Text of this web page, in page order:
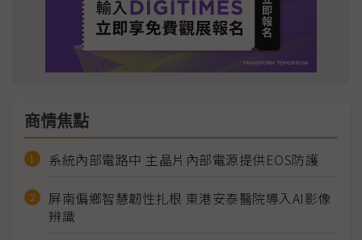
商情焦點
系統內部電路中 主晶片內部電源提供EOS防護
屏南偏鄉智慧韌性扎根 東港安泰醫院導入AI影像
辨識